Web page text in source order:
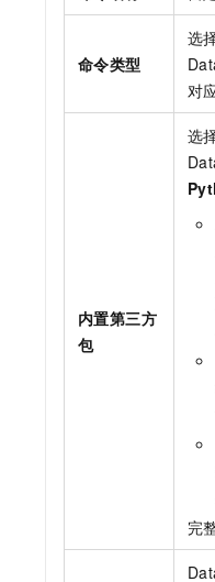
命令类型
选
对
内置第三方
包
选
完